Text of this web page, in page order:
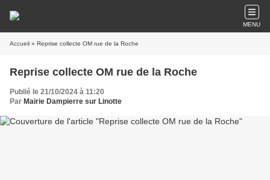
MENU
Accueil » Reprise collecte OM rue de la Roche
Reprise collecte OM rue de la Roche
Publié le 21/10/2024 à 11:20
Par Mairie Dampierre sur Linotte